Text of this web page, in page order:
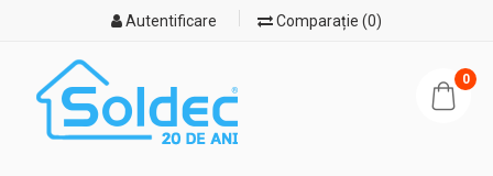
Autentificare Comparație (0)
0